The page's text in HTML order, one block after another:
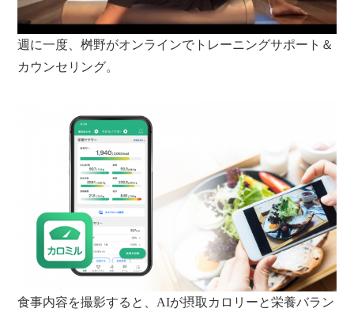
週に一度、桝野がオンラインでトレーニングサポート＆
カウンセリング。
食事内容を撮影すると、AIが摂取カロリーと栄養バラン